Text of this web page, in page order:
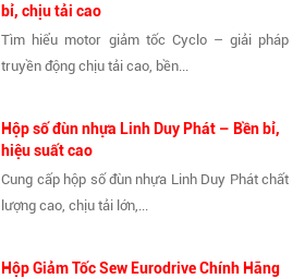
bỉ, chịu tải cao
Tìm hiểu motor giảm tốc Cyclo – giải pháp
truyền động chịu tải cao, bền...
Hộp số đùn nhựa Linh Duy Phát – Bền bỉ,
hiệu suất cao
Cung cấp hộp số đùn nhựa Linh Duy Phát chất
lượng cao, chịu tải lớn,...
Hộp Giảm Tốc Sew Eurodrive Chính Hãng